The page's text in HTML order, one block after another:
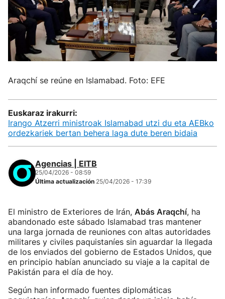
Araqchí se reúne en Islamabad. Foto: EFE
Euskaraz irakurri:
Irango Atzerri ministroak Islamabad utzi du eta AEBko
ordezkariek bertan behera laga dute beren bidaia
Agencias | EITB
25/04/2026 - 08:59
Última actualización 25/04/2026 - 17:39
El ministro de Exteriores de Irán, Abás Araqchí, ha
abandonado este sábado Islamabad tras mantener
una larga jornada de reuniones con altas autoridades
militares y civiles paquistaníes sin aguardar la llegada
de los enviados del gobierno de Estados Unidos, que
en principio habían anunciado su viaje a la capital de
Pakistán para el día de hoy.
Según han informado fuentes diplomáticas